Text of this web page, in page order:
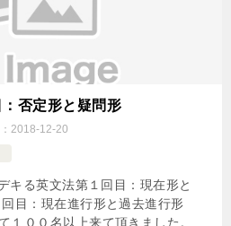
否定形と疑問形
2018-12-20
キる英文法第１回目：現在形と
目：現在進行形と過去進行形
１００名以上来て頂きました。